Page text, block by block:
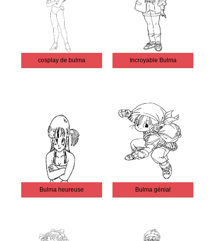
cosplay de bulma Incroyable Bulma
Bulma heureuse Bulma génial